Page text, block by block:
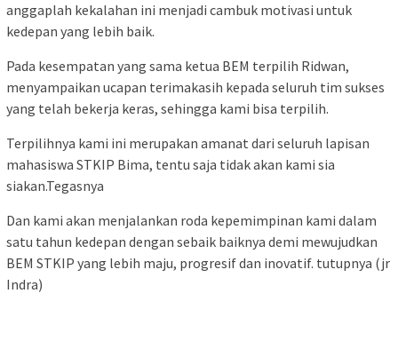
anggaplah kekalahan ini menjadi cambuk motivasi untuk
kedepan yang lebih baik.
Pada kesempatan yang sama ketua BEM terpilih Ridwan,
menyampaikan ucapan terimakasih kepada seluruh tim sukses
yang telah bekerja keras, sehingga kami bisa terpilih.
Terpilihnya kami ini merupakan amanat dari seluruh lapisan
mahasiswa STKIP Bima, tentu saja tidak akan kami sia
siakan.Tegasnya
Dan kami akan menjalankan roda kepemimpinan kami dalam
satu tahun kedepan dengan sebaik baiknya demi mewujudkan
BEM STKIP yang lebih maju, progresif dan inovatif. tutupnya (jr
Indra)